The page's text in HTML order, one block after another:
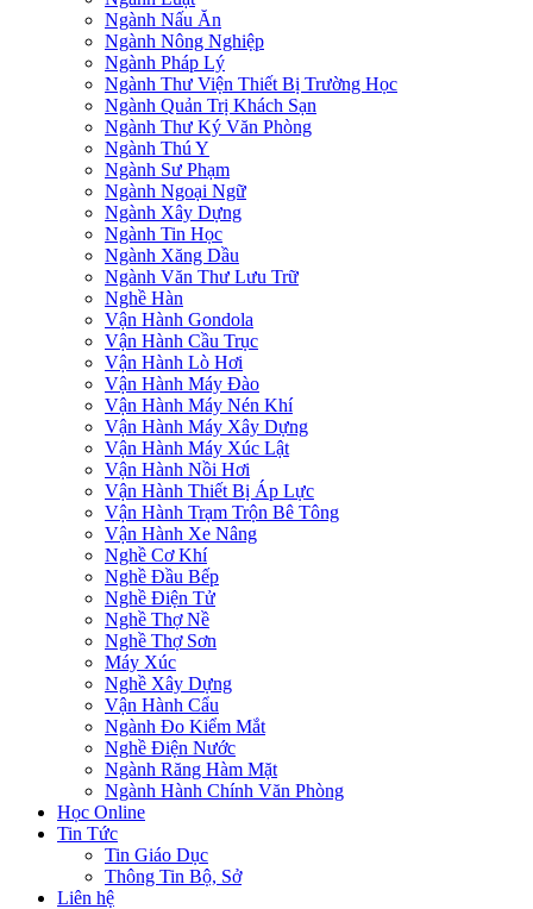
Ngành Nấu Ăn
Ngành Nông Nghiệp
Ngành Pháp Lý
Ngành Thư Viện Thiết Bị Trường Học
Ngành Quản Trị Khách Sạn
Ngành Thư Ký Văn Phòng
Ngành Thú Y
Ngành Sư Phạm
Ngành Ngoại Ngữ
Ngành Xây Dựng
Ngành Tin Học
Ngành Xăng Dầu
Ngành Văn Thư Lưu Trữ
Nghề Hàn
Vận Hành Gondola
Vận Hành Cầu Trục
Vận Hành Lò Hơi
Vận Hành Máy Đào
Vận Hành Máy Nén Khí
Vận Hành Máy Xây Dựng
Vận Hành Máy Xúc Lật
Vận Hành Nồi Hơi
Vận Hành Thiết Bị Áp Lực
Vận Hành Trạm Trộn Bê Tông
Vận Hành Xe Nâng
Nghề Cơ Khí
Nghề Đầu Bếp
Nghề Điện Tử
Nghề Thợ Nề
Nghề Thợ Sơn
Máy Xúc
Nghề Xây Dựng
Vận Hành Cẩu
Ngành Đo Kiểm Mắt
Nghề Điện Nước
Ngành Răng Hàm Mặt
Ngành Hành Chính Văn Phòng
Học Online
Tin Tức
Tin Giáo Dục
Thông Tin Bộ, Sở
Liên hệ